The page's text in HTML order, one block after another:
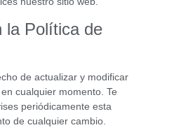
la Política de
de actualizar y modificar
cualquier momento. Te
periódicamente esta
de cualquier cambio.